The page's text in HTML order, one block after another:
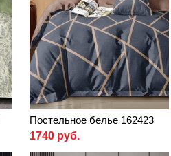
Постельное белье 162423
1740 руб.